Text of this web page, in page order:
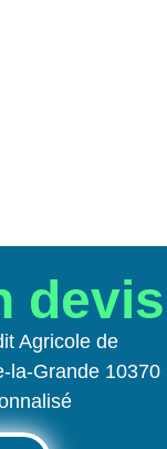
devis
Agricole de
la-Grande 10370